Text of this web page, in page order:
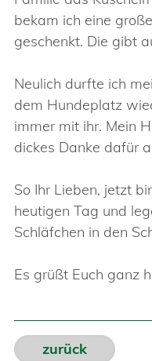
bekam ich eine
geschenkt. Die gibt
Neulich durfte ich
dem Hundeplatz
immer mit ihr. Mein
dickes Danke dafür
So Ihr Lieben, jetzt
heutigen Tag und
Schläfchen in den
Es grüßt Euch ganz
zurück